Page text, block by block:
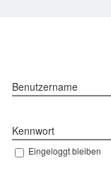
Benutzername
Kennwort
Eingeloggt bleiben